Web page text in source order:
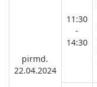
pirmd.
22.04.2024
11:30
-
14:30